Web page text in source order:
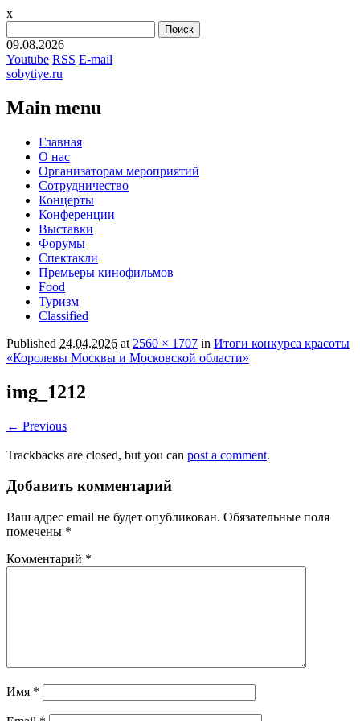
x
09.08.2026
Youtube RSS E-mail
sobytiye.ru
Main menu
Skip
content
Главная
О нас
Организаторам мероприятий
Сотрудничество
Концерты
Конференции
Выставки
Форумы
Спектакли
Премьеры кинофильмов
Food
Туризм
Сlassified
Published 24.04.2026 at 2560 × 1707 in Итоги конкурса красоты
«Королевы Москвы и Московской области»
img_1212
← Previous
Trackbacks are closed, but you can post a comment.
Добавить комментарий
Ваш адрес email не будет опубликован. Обязательные поля
помечены *
Комментарий *
Имя *